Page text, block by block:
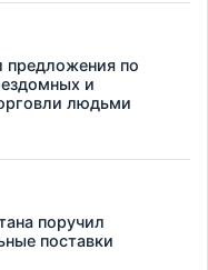
предложения по
и
людьми
поручил
поставки